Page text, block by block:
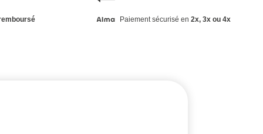
Paiement sécurisé en 2x, 3x ou 4x